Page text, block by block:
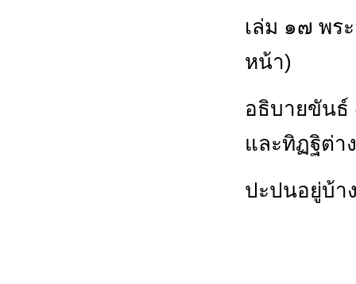
เล่ม ๑๗ พร
หน้า)
อธิบายขันธ์
และทิฏฐิต่า
ปะปนอยู่บ้า